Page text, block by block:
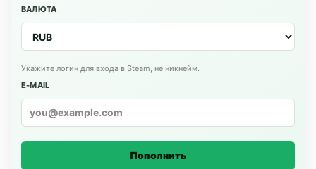
ВАЛЮТА
Укажите логин для входа в Steam, не никнейм.
E-MAIL
Пополнить